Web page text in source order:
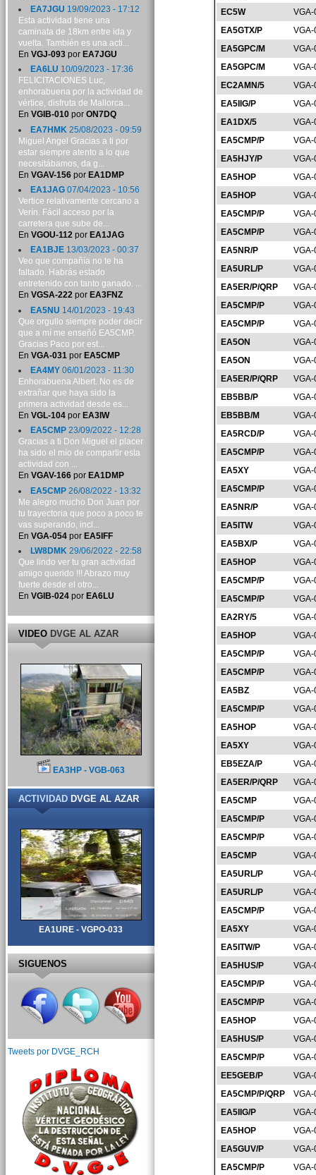
EC5W
EA5GTX/P
EA5GPC/M
EA5GPC/M
EC2AMN/5
EA5IIG/P
EA1DX/5
EA5CMP/P
EA5HJY/P
EA5HOP
EA5HOP
EA5CMP/P
EA5CMP/P
EA5NR/P
EA5URL/P
EA5ER/P/QRP
EA5CMP/P
EA5CMP/P
EA5ON
EA5ON
EA5ER/P/QRP
EB5BB/P
EB5BB/M
EA5RCD/P
EA5CMP/P
EA5XY
EA5CMP/P
EA5NR/P
EA5ITW
EA5BX/P
EA5HOP
EA5CMP/P
EA5CMP/P
EA2RY/5
EA5HOP
EA5CMP/P
EA5CMP/P
EA5BZ
EA5CMP/P
EA5HOP
EA5XY
EB5EZA/P
EA5ER/P/QRP
EA5CMP
EA5CMP/P
EA5CMP/P
EA5CMP
EA5URL/P
EA5URL/P
EA5CMP/P
EA5XY
EA5ITW/P
EA5HUS/P
EA5CMP/P
EA5CMP/P
EA5HOP
EA5HUS/P
EA5CMP/P
EE5GEB/P
EA5CMP/P/QRP
EA5IIG/P
EA5HOP
EA5GUV/P
EA5CMP/P
EA7JGU 19/09/2023 - 17:12
Esta actividad tiene una
caminata de 18km entre ida y
vuelta. También es una acti...
En VGJ-093por EA7JGU
EA6LU 10/09/2023 - 17:36
FELICITACIONES Luc,
enhorabuena por la actividad de
vértice, disfruta de Mallorca...
En VGIB-010por ON7DQ
EA7HMK 25/08/2023 - 09:59
Miguel Angel Gracias a ti por
estar siempre atento a lo que
necesitábamos, da g...
En VGAV-156por EA1DMP
EA1JAG07/04/2023 - 10:56
Vertice relativamente cercano a
Verín. Fácil acceso por la
carretera que sube de...
En VGOU-112por EA1JAG
EA1BJE13/03/2023 - 00:37
Veo que compañía no te ha
faltado. Habrás estado
entretenido con tanto ganado. ...
En VGSA-222por EA3FNZ
EA5NU 14/01/2023 - 19:43
Que orgullo siempre poder decir
que a mí me enseñó EA5CMP.
Gracias Paco por est...
En VGA-031 por EA5CMP
EA4MY06/01/2023 - 11:30
Enhorabuena Albert. No es de
extrañar que haya sido la
primera actividad desde es...
En VGL-104por EA3IW
EA5CMP23/09/2022 - 12:28
Gracias a ti Don Miguel el placer
ha sido el mío de compartir esta
actividad con ...
En VGAV-166por EA1DMP
EA5CMP26/08/2022 - 13:32
Me alegro mucho Don Juan por
tu trayectoria que poco a poco te
vas superando, incl...
En VGA-054por EA5IFF
LW8DMK29/06/2022 - 22:58
Que lindo ver tu gran actividad
amigo querido !!! Abrazo muy
fuerte desde el otro...
En VGIB-024por EA6LU
VIDEODVGE AL AZAR
EA3HP - VGB-063
ACTIVIDADDVGE AL AZAR
EA1URE - VGPO-033
SIGUENOS
Tweets por DVGE_RCH